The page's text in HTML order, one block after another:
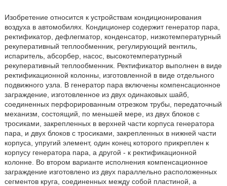
Изобретение относится к устройствам кондиционирования
воздуха в автомобилях. Кондиционер содержит генератор пара,
ректификатор, дефлегматор, конденсатор, низкотемпературный
рекуперативный теплообменник, регулирующий вентиль,
испаритель, абсорбер, насос, высокотемпературный
рекуперативный теплообменник. Ректификатор выполнен в виде
ректификационной колонны, изготовленной в виде отдельного
подвижного узла. В генератор пара включены компенсационное
заграждение, изготовленное из двух одинаковых шайб,
соединенных перфорированным отрезком трубы, передаточный
механизм, состоящий, по меньшей мере, из двух блоков с
тросиками, закрепленных в верхней части корпуса генератора
пара, и двух блоков с тросиками, закрепленных в нижней части
корпуса, упругий элемент, один конец которого прикреплен к
корпусу генератора пара, а другой - к ректификационной
колонне. Во втором варианте исполнения компенсационное
заграждение изготовлено из двух параллельно расположенных
сегментов круга, соединенных между собой пластиной, а